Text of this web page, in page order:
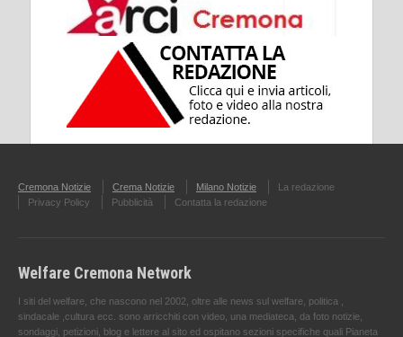
Cremona Notizie Crema Notizie Milano Notizie
La redazione
Privacy Policy
Pubblicità Contatta la redazione
Welfare Cremona Network
I siti del welfare, che nascono nel 2002, oltre alle news sul welfare, politica ,
sindacale ,cultura ecc. sono arricchiti con video, una mediateca, da foto notizie,
sondaggi, petizioni, blog e lettere al sito ed ospitano sezioni specifiche quali Pianeta